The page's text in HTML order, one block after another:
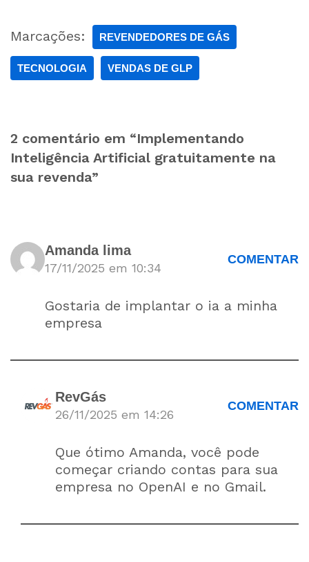
Marcações: REVENDEDORES DE GÁS
TECNOLOGIA VENDAS DE GLP
2 comentário em “Implementando
Inteligência Artificial gratuitamente na
sua revenda”
Amanda lima
17/11/2025 em 10:34
COMENTAR
Gostaria de implantar o ia a minha
empresa
RevGás
26/11/2025 em 14:26
COMENTAR
Que ótimo Amanda, você pode
começar criando contas para sua
empresa no OpenAI e no Gmail.